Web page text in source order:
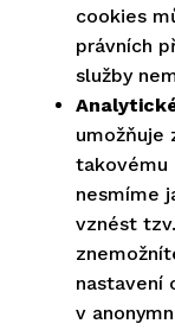
cookies
právních
služby
umožňuje
takovému
nesmíme
vznést
nastavení
v